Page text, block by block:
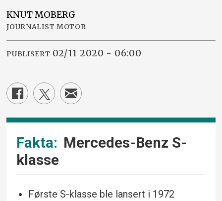
KNUTMOBERG
JOURNALIST MOTOR
PUBLISERT 02/11 2020 - 06:00
Mercedes-Benz S-
klasse
Første S-klasse ble lansert i 1972